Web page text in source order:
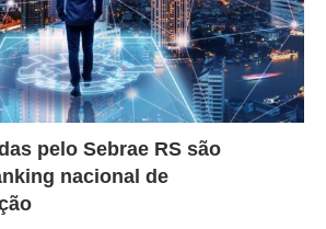
pelo Sebrae RS são
nacional de